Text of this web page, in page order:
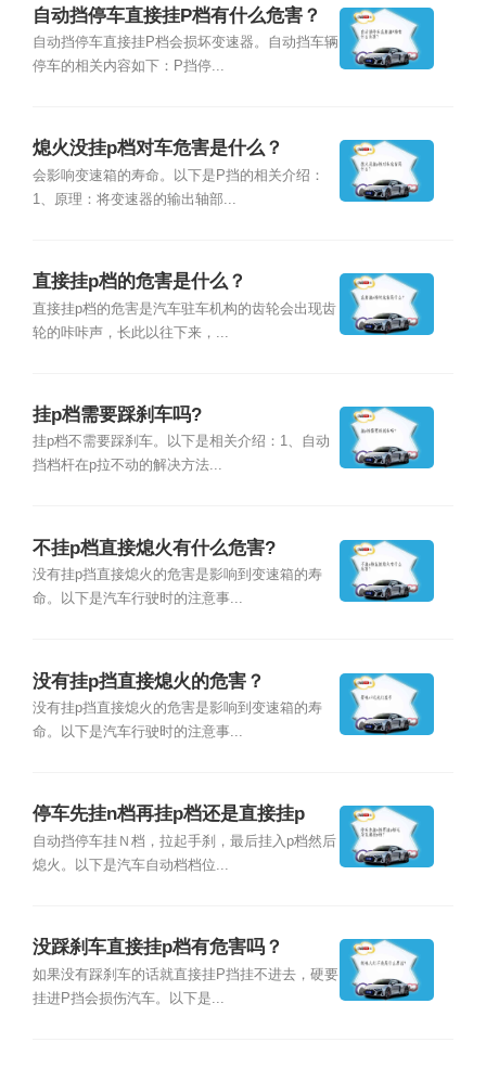
自动挡停车直接挂P档有什么危害？
自动挡停车直接挂P档会损坏变速器。自动挡车辆
停车的相关内容如下：P挡停...
熄火没挂p档对车危害是什么？
会影响变速箱的寿命。以下是P挡的相关介绍：
1、原理：将变速器的输出轴部...
直接挂p档的危害是什么？
直接挂p档的危害是汽车驻车机构的齿轮会出现齿
轮的咔咔声，长此以往下来，...
挂p档需要踩刹车吗?
挂p档不需要踩刹车。以下是相关介绍：1、自动
挡档杆在p拉不动的解决方法...
不挂p档直接熄火有什么危害?
没有挂p挡直接熄火的危害是影响到变速箱的寿
命。以下是汽车行驶时的注意事...
没有挂p挡直接熄火的危害？
没有挂p挡直接熄火的危害是影响到变速箱的寿
命。以下是汽车行驶时的注意事...
停车先挂n档再挂p档还是直接挂p
档？
自动挡停车挂Ｎ档，拉起手刹，最后挂入p档然后
熄火。以下是汽车自动档档位...
没踩刹车直接挂p档有危害吗？
如果没有踩刹车的话就直接挂P挡挂不进去，硬要
挂进P挡会损伤汽车。以下是...